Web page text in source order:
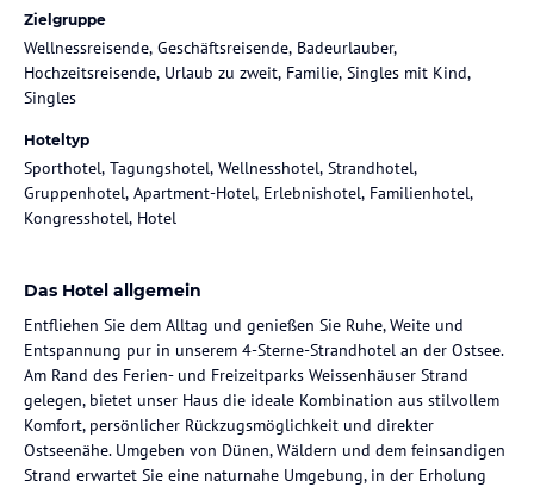
Zielgruppe
Wellnessreisende, Geschäftsreisende, Badeurlauber,
Hochzeitsreisende, Urlaub zu zweit, Familie, Singles mit Kind,
Singles
Hoteltyp
Sporthotel, Tagungshotel, Wellnesshotel, Strandhotel,
Gruppenhotel, Apartment-Hotel, Erlebnishotel, Familienhotel,
Kongresshotel, Hotel
Das Hotel allgemein
Entfliehen Sie dem Alltag und genießen Sie Ruhe, Weite und
Entspannung pur in unserem 4-Sterne-Strandhotel an der Ostsee.
Am Rand des Ferien- und Freizeitparks Weissenhäuser Strand
gelegen, bietet unser Haus die ideale Kombination aus stilvollem
Komfort, persönlicher Rückzugsmöglichkeit und direkter
Ostseenähe. Umgeben von Dünen, Wäldern und dem feinsandigen
Strand erwartet Sie eine naturnahe Umgebung, in der Erholung